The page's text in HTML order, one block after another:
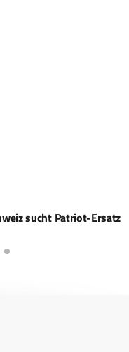
NG oder IRIS-T SLX?